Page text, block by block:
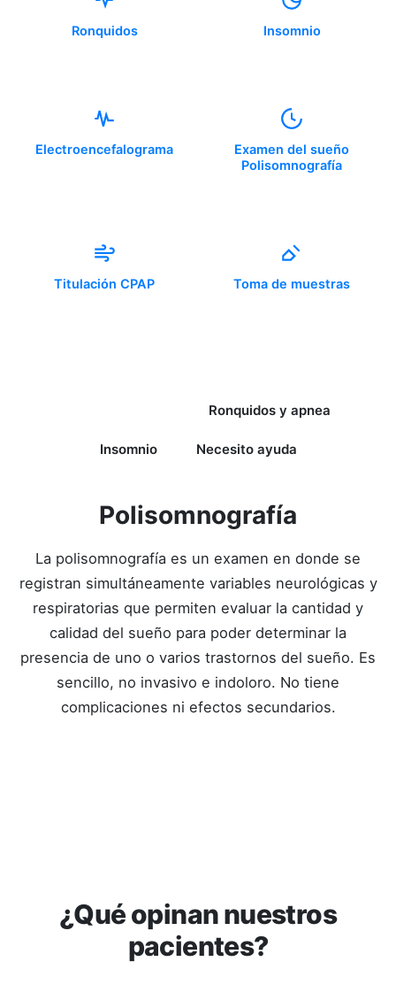
Ronquidos Insomnio
Electroencefalograma
Examen del sueño
Polisomnografía
Titulación CPAP Toma de muestras
Ronquidos y apnea
Insomnio Necesito ayuda
Polisomnografía
La polisomnografía es un examen en donde se
registran simultáneamente variables neurológicas y
respiratorias que permiten evaluar la cantidad y
calidad del sueño para poder determinar la
presencia de uno o varios trastornos del sueño. Es
sencillo, no invasivo e indoloro. No tiene
complicaciones ni efectos secundarios.
¿Qué opinan nuestros
pacientes?